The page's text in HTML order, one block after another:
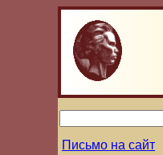
Письмо на сайт